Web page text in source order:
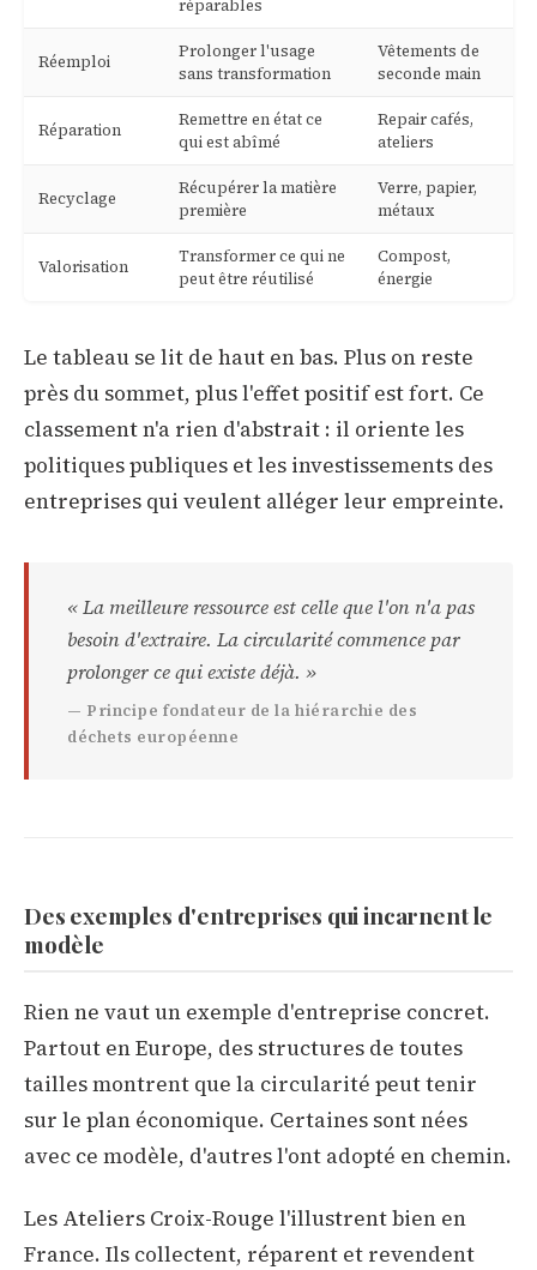
réparables
Réemploi
Prolonger l'usage
sans transformation
Vêtements de
seconde main
Réparation
Remettre en état ce
qui est abîmé
Repair cafés,
ateliers
Recyclage
Récupérer la matière
première
Verre, papier,
métaux
Valorisation
Transformer ce qui ne
peut être réutilisé
Compost,
énergie
Le tableau se lit de haut en bas. Plus on reste
près du sommet, plus l'effet positif est fort. Ce
classement n'a rien d'abstrait : il oriente les
politiques publiques et les investissements des
entreprises qui veulent alléger leur empreinte.
« La meilleure ressource est celle que l'on n'a pas
besoin d'extraire. La circularité commence par
prolonger ce qui existe déjà. »
— Principe fondateur de la hiérarchie des
déchets européenne
Des exemples d'entreprises qui incarnent le
modèle
Rien ne vaut un exemple d'entreprise concret.
Partout en Europe, des structures de toutes
tailles montrent que la circularité peut tenir
sur le plan économique. Certaines sont nées
avec ce modèle, d'autres l'ont adopté en chemin.
Les Ateliers Croix-Rouge l'illustrent bien en
France. Ils collectent, réparent et revendent